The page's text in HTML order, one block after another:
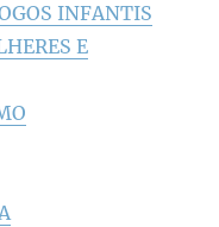
INFANTIS
E